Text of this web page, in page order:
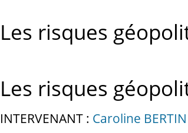
Les risques
Les risques
INTERVENANT : Caroline